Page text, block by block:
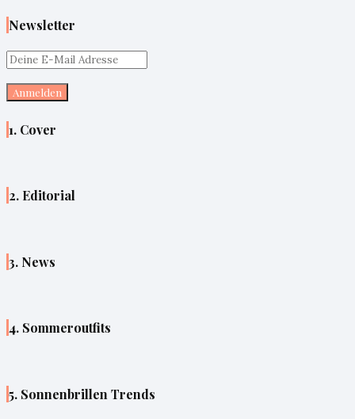
Newsletter
1. Cover
2. Editorial
3. News
4. Sommeroutfits
5. Sonnenbrillen Trends